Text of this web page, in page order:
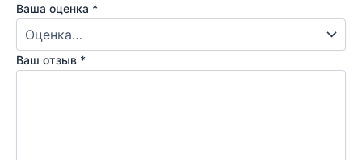
Ваша оценка *
Ваш отзыв *